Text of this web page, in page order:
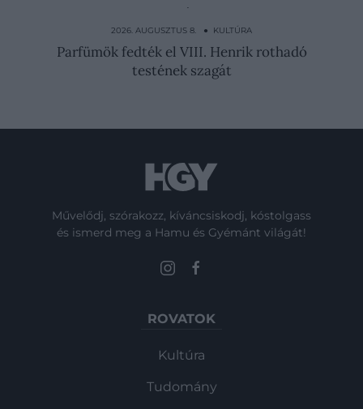
A trójai faló legendája: mi igaz a híres
történetből?
2026. AUGUSZTUS 8. ● KULTÚRA
Parfümök fedték el VIII. Henrik rothadó
testének szagát
Művelődj, szórakozz, kíváncsiskodj, kóstolgass
és ismerd meg a Hamu és Gyémánt világát!
ROVATOK
Kultúra
Tudomány